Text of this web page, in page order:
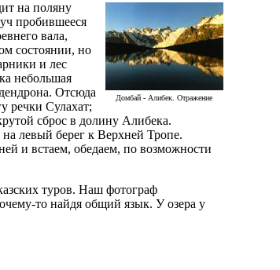
Домбай - Алибек. Отражение
на поляну
пробившееся
вала,
состоянии, но
и лес
небольшая
Отсюда
речки Сулахат;
сброс в долину Алибека.
левый берег к Верхней Тропе.
и встаем, обедаем, по возможности
туров. Наш фотограф
то найдя общий язык. У озера у